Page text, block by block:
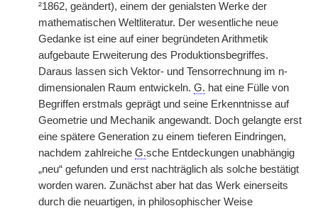
²1862, geändert), einem der genialsten Werke der
mathematischen Weltliteratur. Der wesentliche neue
Gedanke ist eine auf einer begründeten Arithmetik
aufgebaute Erweiterung des Produktionsbegriffes.
Daraus lassen sich Vektor- und Tensorrechnung im n-
dimensionalen Raum entwickeln. G. hat eine Fülle von
Begriffen erstmals geprägt und seine Erkenntnisse auf
Geometrie und Mechanik angewandt. Doch gelangte erst
eine spätere Generation zu einem tieferen Eindringen,
nachdem zahlreiche G.sche Entdeckungen unabhängig
„neu“ gefunden und erst nachträglich als solche bestätigt
worden waren. Zunächst aber hat das Werk einerseits
durch die neuartigen, in philosophischer Weise